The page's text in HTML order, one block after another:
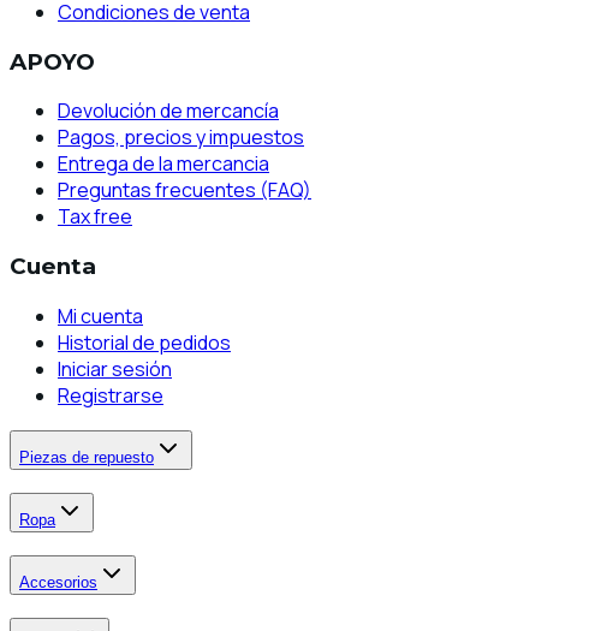
Condiciones de venta
APOYO
Devolución de mercancía
Pagos, precios y impuestos
Entrega de la mercancia
Preguntas frecuentes (FAQ)
Tax free
Cuenta
Mi cuenta
Historial de pedidos
Iniciar sesión
Registrarse
Piezas de repuesto
Ropa
Accesorios